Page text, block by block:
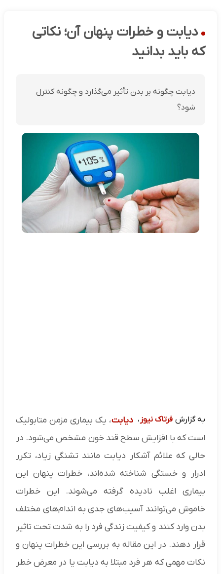
دیابت و خطرات پنهان آن؛ نکاتی
که باید بدانید
دیابت چگونه بر بدن تأثیر می‌گذارد و چگونه کنترل
شود؟
به گزارش فرتاک نیوز ، دیابت، یک بیماری مزمن متابولیک
است که با افزایش سطح قند خون مشخص می‌شود. در
حالی که علائم آشکار دیابت مانند تشنگی زیاد، تکرر
ادرار و خستگی شناخته شده‌اند، خطرات پنهان این
بیماری اغلب نادیده گرفته می‌شوند. این خطرات
خاموش می‌توانند آسیب‌های جدی به اندام‌های مختلف
بدن وارد کنند و کیفیت زندگی فرد را به شدت تحت تاثیر
قرار دهند. در این مقاله به بررسی این خطرات پنهان و
نکات مهمی که هر فرد مبتلا به دیابت یا در معرض خطر